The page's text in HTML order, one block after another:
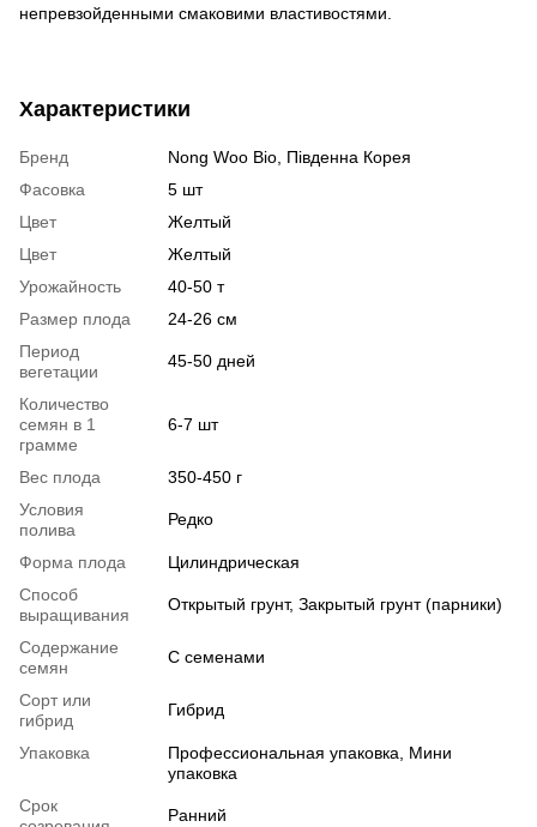
непревзойденными смаковими властивостями.
Характеристики
Бренд
Nong Woo Bio, Південна Корея
Фасовка
5 шт
Цвет
Желтый
Цвет
Желтый
Урожайность
40-50 т
Размер плода
24-26 см
Период
вегетации
45-50 дней
Количество
семян в 1
грамме
6-7 шт
Вес плода
350-450 г
Условия
полива
Редко
Форма плода
Цилиндрическая
Способ
выращивания
Открытый грунт, Закрытый грунт (парники)
Содержание
семян
С семенами
Сорт или
гибрид
Гибрид
Упаковка
Профессиональная упаковка, Мини
упаковка
Срок
Ранний